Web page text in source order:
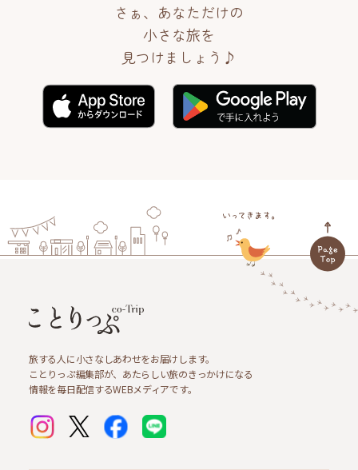
さぁ、あなただけの
小さな旅を
見つけましょう♪
旅する人に小さなしあわせをお届けします。
ことりっぷ編集部が、あたらしい旅のきっかけになる
情報を毎日配信するWEBメディアです。